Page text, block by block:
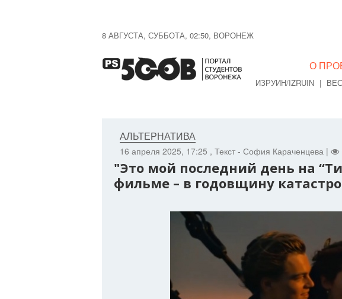
8 АВГУСТА, СУББОТА, 02:50, ВОРОНЕЖ
О
ИЗРУИН/IZRUIN |
16 апреля 2025, 17:25 , Текст - София Караченцева |
АЛЬТЕРНАТИВА
"Это мой последний день на
фильме – в годовщину